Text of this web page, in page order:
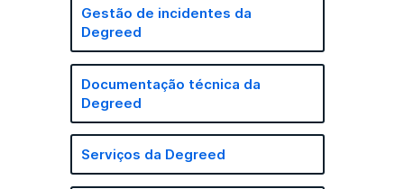
Gestão de incidentes da
Degreed
Documentação técnica da
Degreed
Serviços da Degreed